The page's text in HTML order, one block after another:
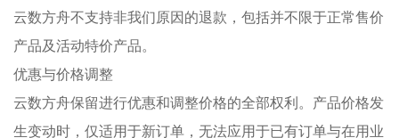
云数方舟不支持非我们原因的退款，包括并不限于正常售价
产品及活动特价产品。
优惠与价格调整
云数方舟保留进行优惠和调整价格的全部权利。产品价格发
生变动时，仅适用于新订单，无法应用于已有订单与在用业